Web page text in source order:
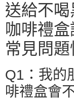
送給不
咖啡禮
常見問
Q1：我的
啡禮盒會